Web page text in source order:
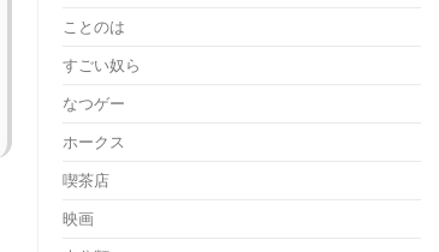
ことのは
すごい奴ら
なつゲー
ホークス
喫茶店
映画